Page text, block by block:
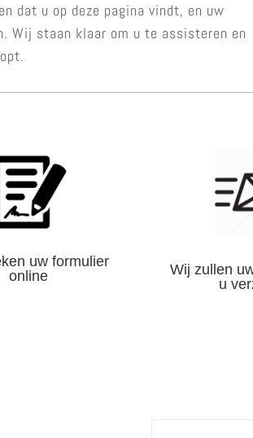
dat u op deze pagina vindt, en uw
Wij staan klaar om u te assisteren en
uw formulier
online
Wij zullen
u